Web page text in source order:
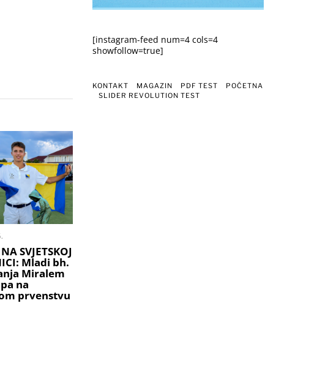
SVJETSKOJ
Mladi bh.
Miralem
na
prvenstvu
[instagram-feed num=4 cols=4
showfollow=true]
KONTAKT MAGAZIN PDF TEST
POČETNA
SLIDER REVOLUTION TEST